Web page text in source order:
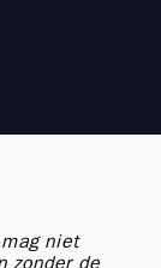
niet
zonder de